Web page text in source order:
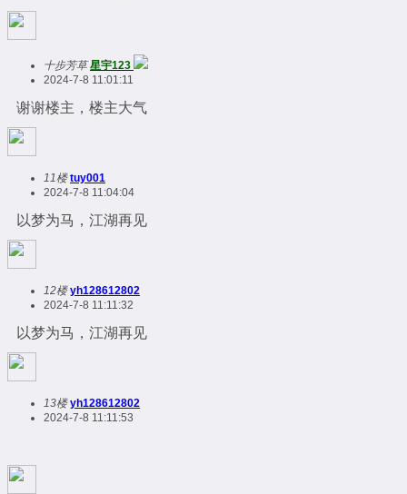
十步芳草 星宇123
2024-7-8 11:01:11
谢谢楼主，楼主大气
11楼 tuy001
2024-7-8 11:04:04
以梦为马，江湖再见
12楼 yh128612802
2024-7-8 11:11:32
以梦为马，江湖再见
13楼 yh128612802
2024-7-8 11:11:53